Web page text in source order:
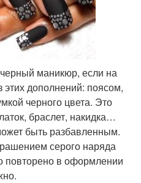
маникюр, если на
этих дополнений: поясом,
черного цвета. Это
браслет, накидка…
быть разбавленным.
серого наряда
повторено в оформлении